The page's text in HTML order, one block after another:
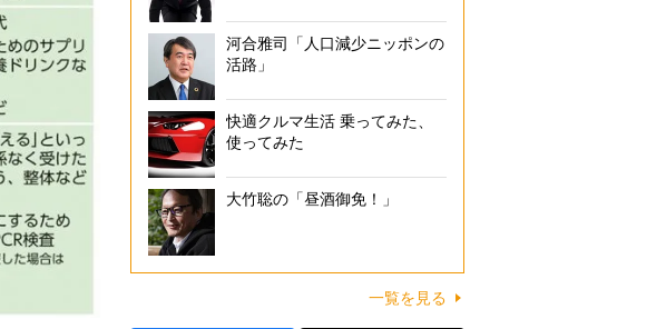
河合雅司「人口減少ニッポンの
活路」
快適クルマ生活 乗ってみた、
使ってみた
大竹聡の「昼酒御免！」
一覧を見る